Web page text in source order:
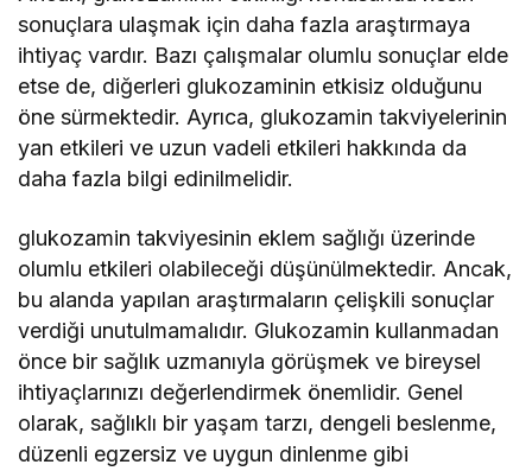
sonuçlara ulaşmak için daha fazla araştırmaya
ihtiyaç vardır. Bazı çalışmalar olumlu sonuçlar elde
etse de, diğerleri glukozaminin etkisiz olduğunu
öne sürmektedir. Ayrıca, glukozamin takviyelerinin
yan etkileri ve uzun vadeli etkileri hakkında da
daha fazla bilgi edinilmelidir.
glukozamin takviyesinin eklem sağlığı üzerinde
olumlu etkileri olabileceği düşünülmektedir. Ancak,
bu alanda yapılan araştırmaların çelişkili sonuçlar
verdiği unutulmamalıdır. Glukozamin kullanmadan
önce bir sağlık uzmanıyla görüşmek ve bireysel
ihtiyaçlarınızı değerlendirmek önemlidir. Genel
olarak, sağlıklı bir yaşam tarzı, dengeli beslenme,
düzenli egzersiz ve uygun dinlenme gibi